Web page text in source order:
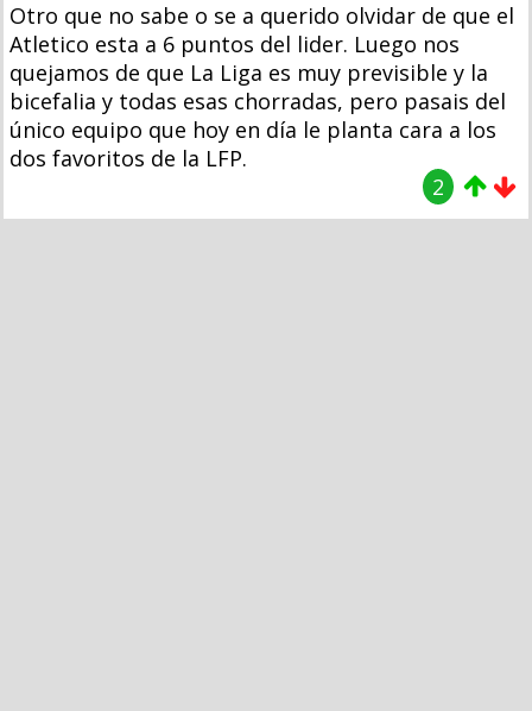
Otro que no sabe o se a querido olvidar de que el
Atletico esta a 6 puntos del lider. Luego nos
quejamos de que La Liga es muy previsible y la
bicefalia y todas esas chorradas, pero pasais del
único equipo que hoy en día le planta cara a los
dos favoritos de la LFP.
2